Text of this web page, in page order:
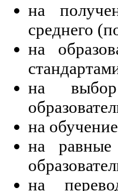
на
среднего
на
на выбор
на
на
на